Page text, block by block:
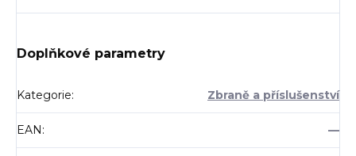
Doplňkové parametry
Kategorie: Zbraně a příslušenství
EAN: —